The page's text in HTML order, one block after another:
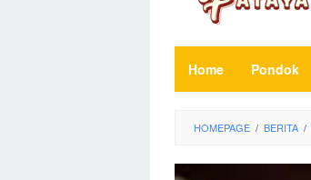
Home Pondok
HOMEPAGE / BERITA /